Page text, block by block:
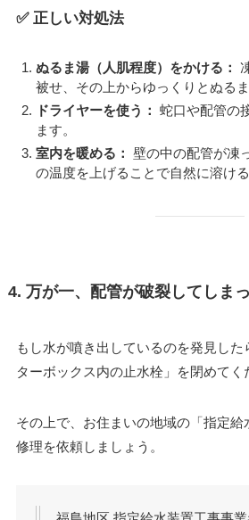
✅ 正しい対処法
ぬるま湯（人肌程度）をかける：
被せ、その上からゆっくりとぬる
ドライヤーを使う： 蛇口や配管の
ます。
室内を暖める： 壁の中の配管が凍
の温度を上げることで自然に溶け
4. 万が一、配管が破裂してしま
もし水が噴き出しているのを発見し
ターボックス内の止水栓」を閉めてく
その上で、お住まいの地域の「指定
修理を依頼しましょう。